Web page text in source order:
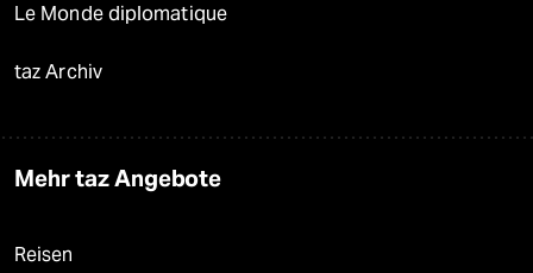
Le Monde diplomatique
taz Archiv
Mehr taz Angebote
Reisen